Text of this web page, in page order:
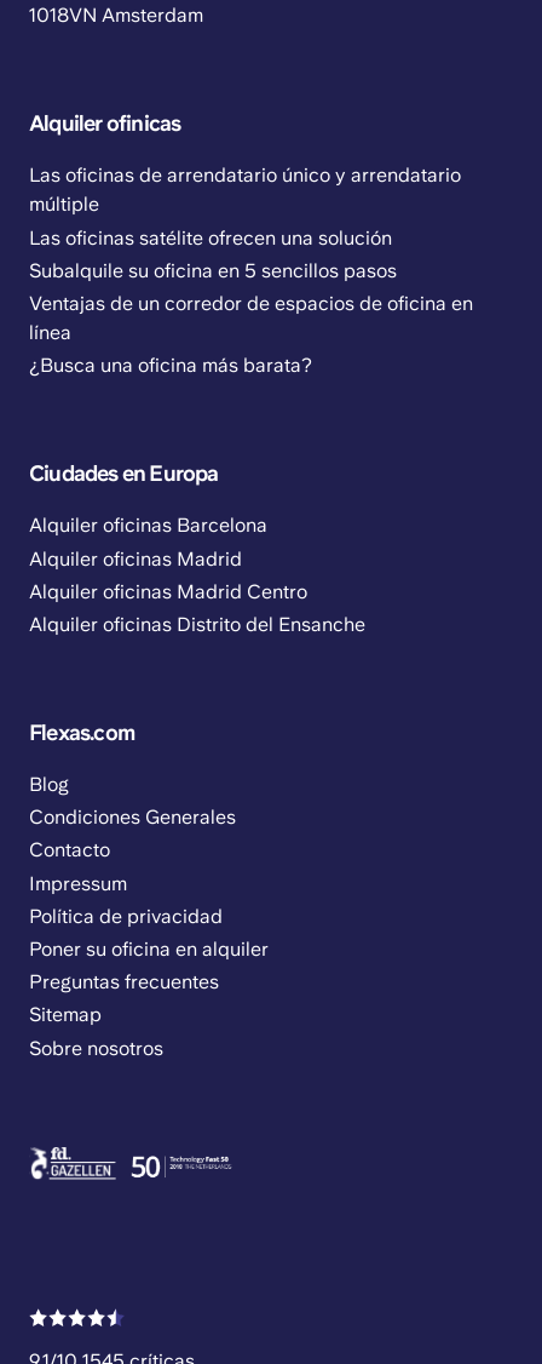
1018VN Amsterdam
Alquiler ofinicas
Las oficinas de arrendatario único y arrendatario
múltiple
Las oficinas satélite ofrecen una solución
Subalquile su oficina en 5 sencillos pasos
Ventajas de un corredor de espacios de oficina en
línea
¿Busca una oficina más barata?
Ciudades en Europa
Alquiler oficinas Barcelona
Alquiler oficinas Madrid
Alquiler oficinas Madrid Centro
Alquiler oficinas Distrito del Ensanche
Flexas.com
Blog
Condiciones Generales
Contacto
Impressum
Política de privacidad
Poner su oficina en alquiler
Preguntas frecuentes
Sitemap
Sobre nosotros